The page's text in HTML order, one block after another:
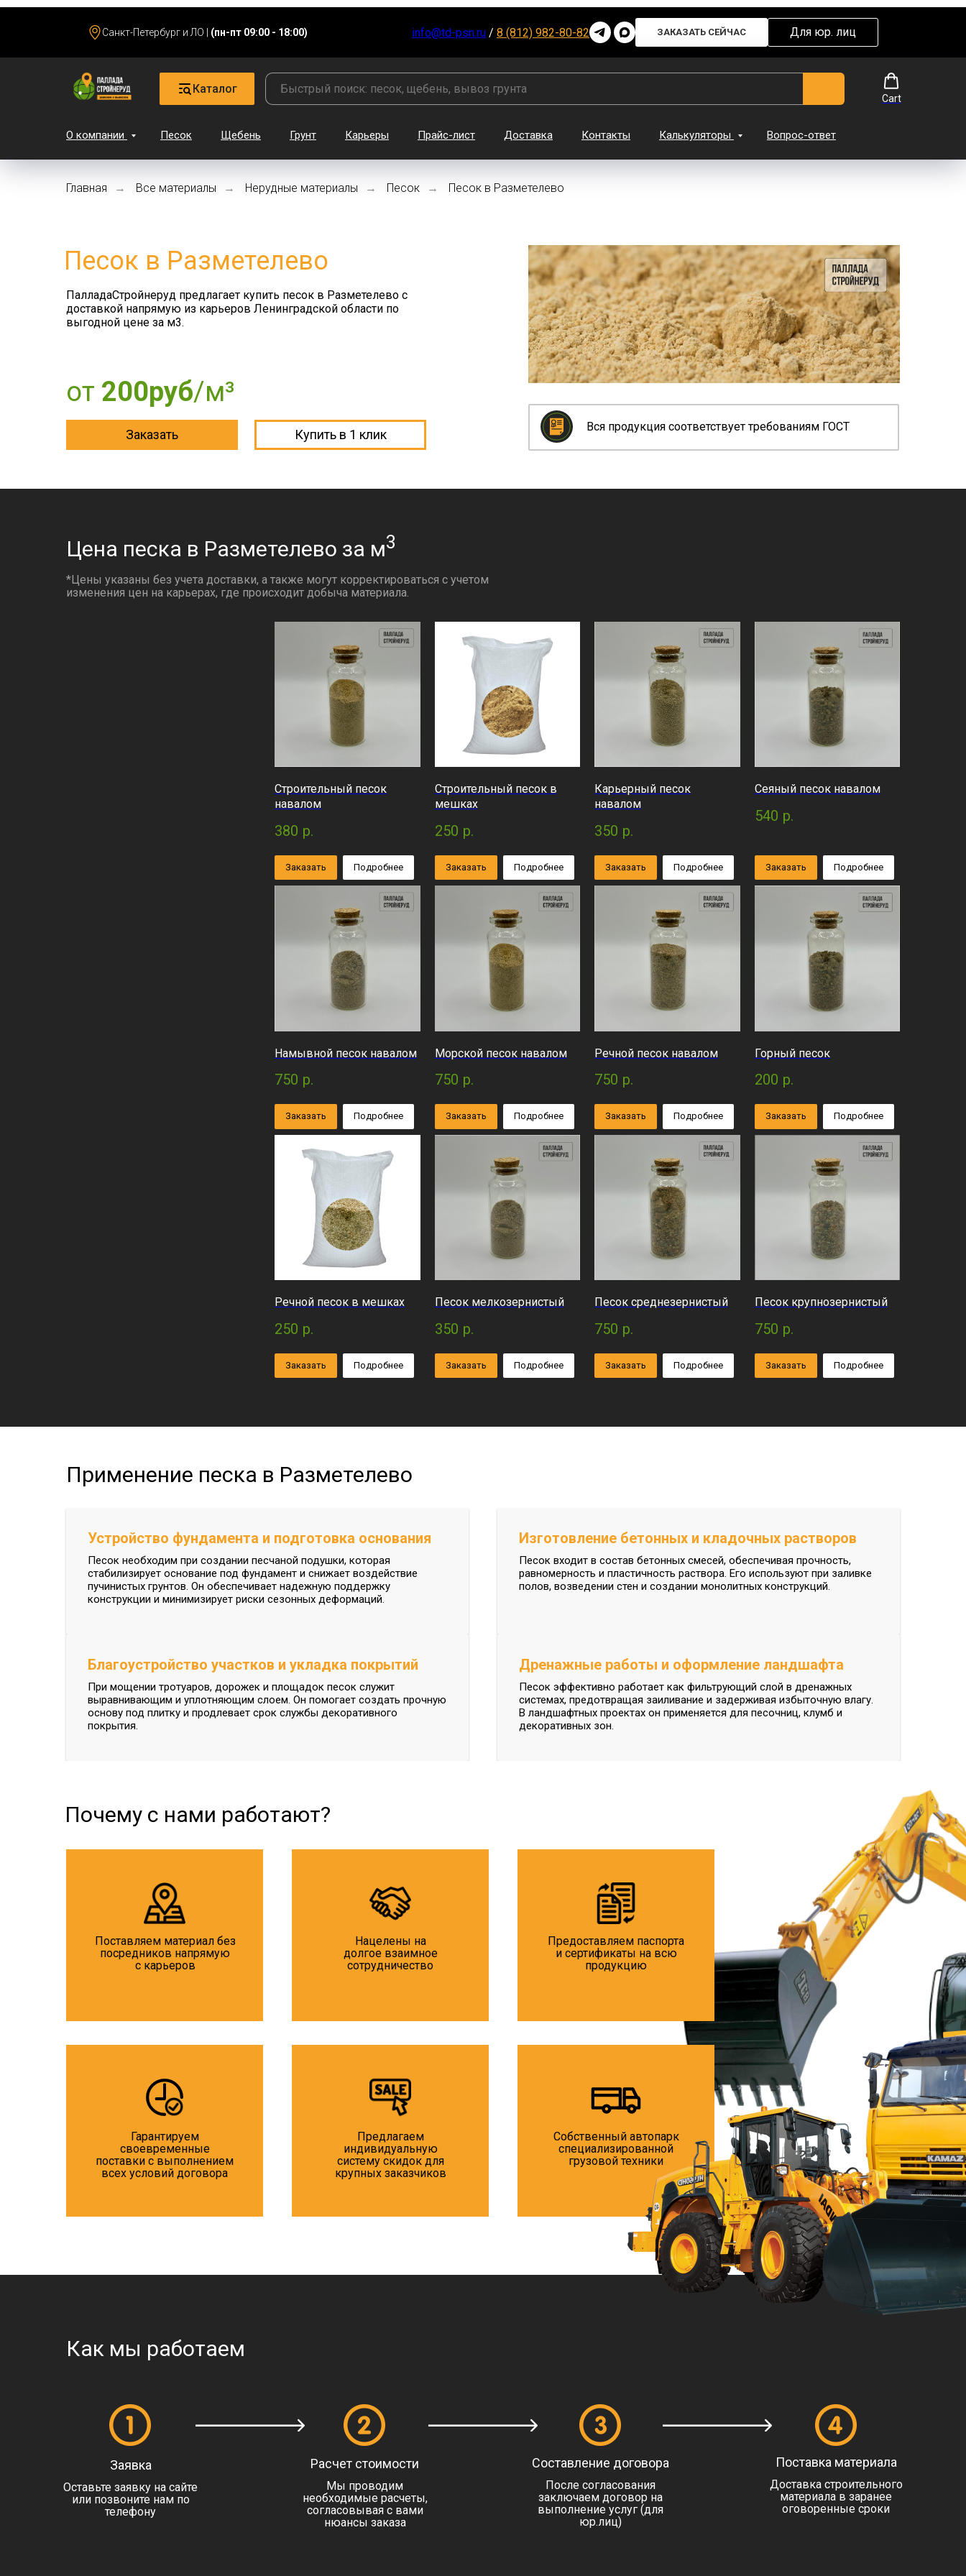
Санкт-Петербург и ЛО | (пн-пт 09:00 - 18:00) info@td-psn.ru / 8 (812) 982-80-82 ЗАКАЗАТЬ СЕЙЧАС Для юр. лиц
Каталог
Cart
О компании Песок Щебень Грунт Карьеры Прайс-лист Доставка Контакты Калькуляторы Вопрос-ответ
Главная → Все материалы → Нерудные материалы → Песок → Песок в Разметелево
Песок в Разметелево
ПалладаСтройнеруд предлагает купить песок в Разметелево с
доставкой напрямую из карьеров Ленинградской области по
выгодной цене за м3.
Купить в 1 клик
от 200руб/м³
Заказать
Вся продукция соответствует требованиям ГОСТ
*Цены указаны без учета доставки, а также могут корректироваться с учетом
изменения цен на карьерах, где происходит добыча материала.
Цена песка в Разметелево за м3
Строительный песок
навалом
380 р.
Заказать Подробнее
Строительный песок в
мешках
250 р.
Заказать Подробнее
Карьерный песок
навалом
350 р.
Заказать Подробнее
Сеяный песок навалом
540 р.
Заказать Подробнее
Намывной песок навалом
750 р.
Заказать Подробнее
Морской песок навалом
750 р.
Заказать Подробнее
Речной песок навалом
750 р.
Заказать Подробнее
Горный песок
200 р.
Заказать Подробнее
Речной песок в мешках
250 р.
Заказать Подробнее
Песок мелкозернистый
350 р.
Заказать Подробнее
Песок среднезернистый
750 р.
Заказать Подробнее
Песок крупнозернистый
750 р.
Заказать Подробнее
Применение песка в Разметелево
Устройство фундамента и подготовка основания
Песок необходим при создании песчаной подушки, которая
стабилизирует основание под фундамент и снижает воздействие
пучинистых грунтов. Он обеспечивает надежную поддержку
конструкции и минимизирует риски сезонных деформаций.
Изготовление бетонных и кладочных растворов
Песок входит в состав бетонных смесей, обеспечивая прочность,
равномерность и пластичность раствора. Его используют при заливке
полов, возведении стен и создании монолитных конструкций.
Благоустройство участков и укладка покрытий
При мощении тротуаров, дорожек и площадок песок служит
выравнивающим и уплотняющим слоем. Он помогает создать прочную
основу под плитку и продлевает срок службы декоративного
покрытия.
Дренажные работы и оформление ландшафта
Песок эффективно работает как фильтрующий слой в дренажных
системах, предотвращая заиливание и задерживая избыточную влагу.
В ландшафтных проектах он применяется для песочниц, клумб и
декоративных зон.
Почему с нами работают?
Предоставляем паспорта
и сертификаты на всю
продукцию
Предлагаем
индивидуальную
систему скидок для
крупных заказчиков
Поставляем материал без
посредников напрямую
с карьеров
Нацелены на
долгое взаимное
сотрудничество
Гарантируем
своевременные
поставки с выполнением
всех условий договора
Собственный автопарк
специализированной
грузовой техники
Как мы работаем
Заявка Расчет стоимости Составление договора Поставка материала
Оставьте заявку на сайте
или позвоните нам по
телефону
Мы проводим
необходимые расчеты,
согласовывая с вами
нюансы заказа
После согласования
заключаем договор на
выполнение услуг (для
юр.лиц)
Доставка строительного
материала в заранее
оговоренные сроки